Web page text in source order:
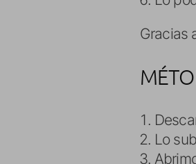
Gracias
Lo